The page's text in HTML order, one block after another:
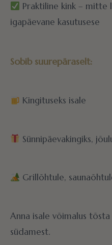
Praktiline kink – mitte
igapäevane kasutusese
Sobib suurepäraselt:
Kingituseks isale
Sünnipäevakingiks,
Grillõhtule,
Anna isale võimalus
südamest.